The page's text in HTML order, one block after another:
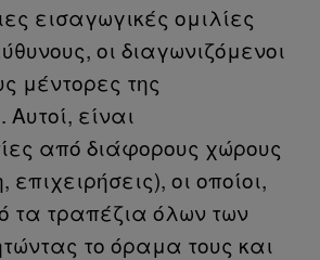
εισαγωγικές ομιλίες
οι διαγωνιζόμενοι
μέντορες της
είναι
από διάφορους χώρους
επιχειρήσεις), οι οποίοι,
τραπέζια όλων των
το όραμα τους και